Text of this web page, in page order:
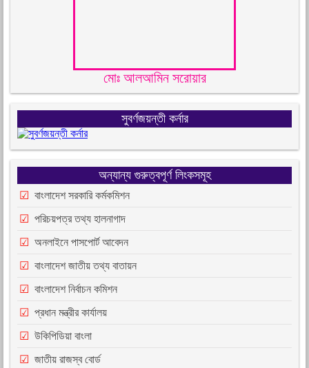
মোঃ আলআমিন সরোয়ার
সুবর্ণজয়ন্তী কর্নার
অন্যান্য গুরুত্বপূর্ণ লিংকসমূহ
বাংলাদেশ সরকারি কর্মকমিশন
পরিচয়পত্র তথ্য হালনাগাদ
অনলাইনে পাসপোর্ট আবেদন
বাংলাদেশ জাতীয় তথ্য বাতায়ন
বাংলাদেশ নির্বাচন কমিশন
প্রধান মন্ত্রীর কার্যালয়
উকিপিডিয়া বাংলা
জাতীয় রাজস্ব বোর্ড